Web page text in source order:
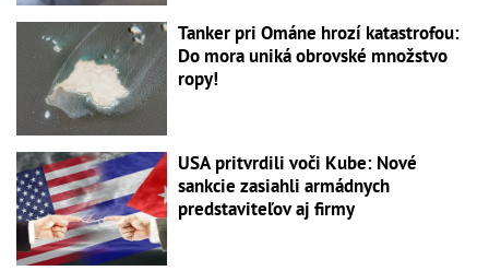
Tanker pri Ománe hrozí katastrofou:
Do mora uniká obrovské množstvo
ropy!
USA pritvrdili voči Kube: Nové
sankcie zasiahli armádnych
predstaviteľov aj firmy